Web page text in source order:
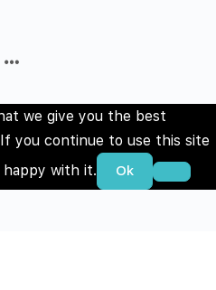
we give you the best
you continue to use this site
happy with it.
Ok